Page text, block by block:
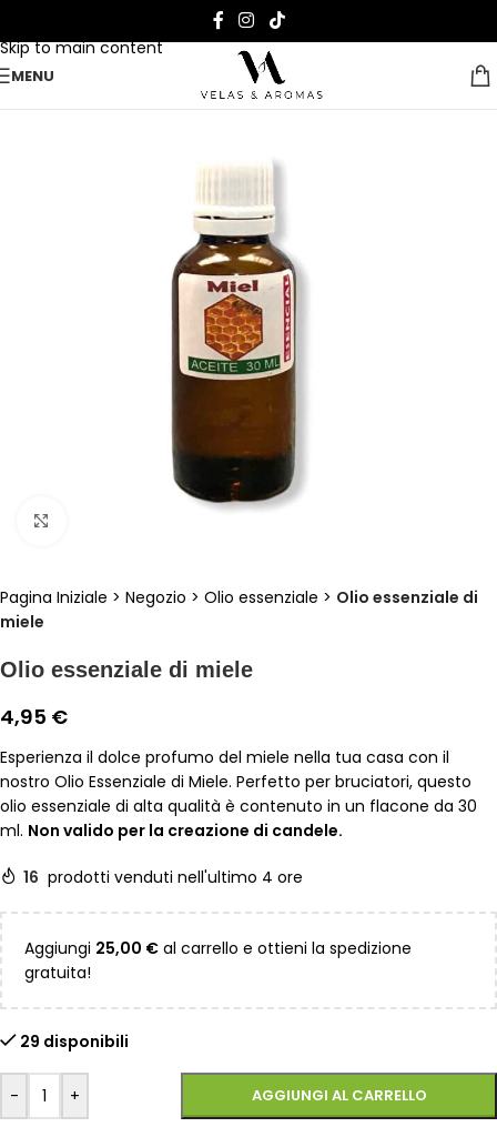
Skip to main content
MENU
Pagina Iniziale > Negozio > Olio essenziale > Olio essenziale di
miele
Olio essenziale di miele
4,95 €
Esperienza il dolce profumo del miele nella tua casa con il
nostro Olio Essenziale di Miele. Perfetto per bruciatori, questo
olio essenziale di alta qualità è contenuto in un flacone da 30
ml. Non valido per la creazione di candele.
16 prodotti venduti nell'ultimo 4 ore
Aggiungi 25,00 € al carrello e ottieni la spedizione
gratuita!
29 disponibili
- + AGGIUNGI AL CARRELLO